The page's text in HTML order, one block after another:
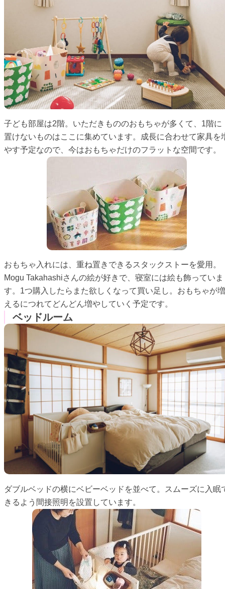
子ども部屋は2階。いただきもののおもちゃが多くて、1階に
置けないものはここに集めています。成長に合わせて家具を
やす予定なので、今はおもちゃだけのフラットな空間です。
おもちゃ入れには、重ね置きできるスタックストーを愛用。
Mogu Takahashiさんの絵が好きで、寝室には絵も飾っていま
す。1つ購入したらまた欲しくなって買い足し。おもちゃが増
えるにつれてどんどん増やしていく予定です。
ベッドルーム
ダブルベッドの横にベビーベッドを並べて。スムーズに入眠
きるよう間接照明を設置しています。